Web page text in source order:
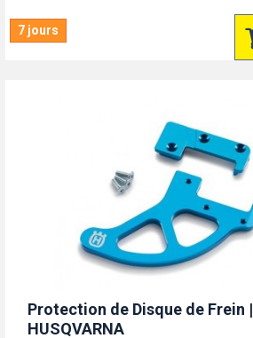
7 jours
Protection de Disque de Frein |
HUSQVARNA